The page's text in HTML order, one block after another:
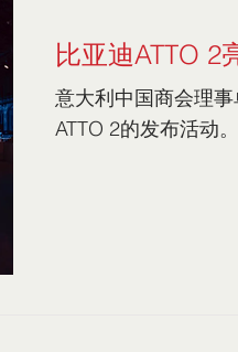
比亚迪ATTO 2
意大利中国商会理
ATTO 2的发布活动。